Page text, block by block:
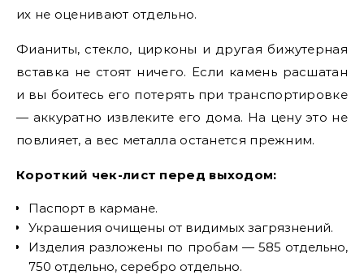
их не оценивают отдельно.
Фианиты, стекло, цирконы и другая бижутерная
вставка не стоят ничего. Если камень расшатан
и вы боитесь его потерять при транспортировке
— аккуратно извлеките его дома. На цену это не
повлияет, а вес металла останется прежним.
Короткий чек-лист перед выходом:
Паспорт в кармане.
Украшения очищены от видимых загрязнений.
Изделия разложены по пробам — 585 отдельно,
750 отдельно, серебро отдельно.